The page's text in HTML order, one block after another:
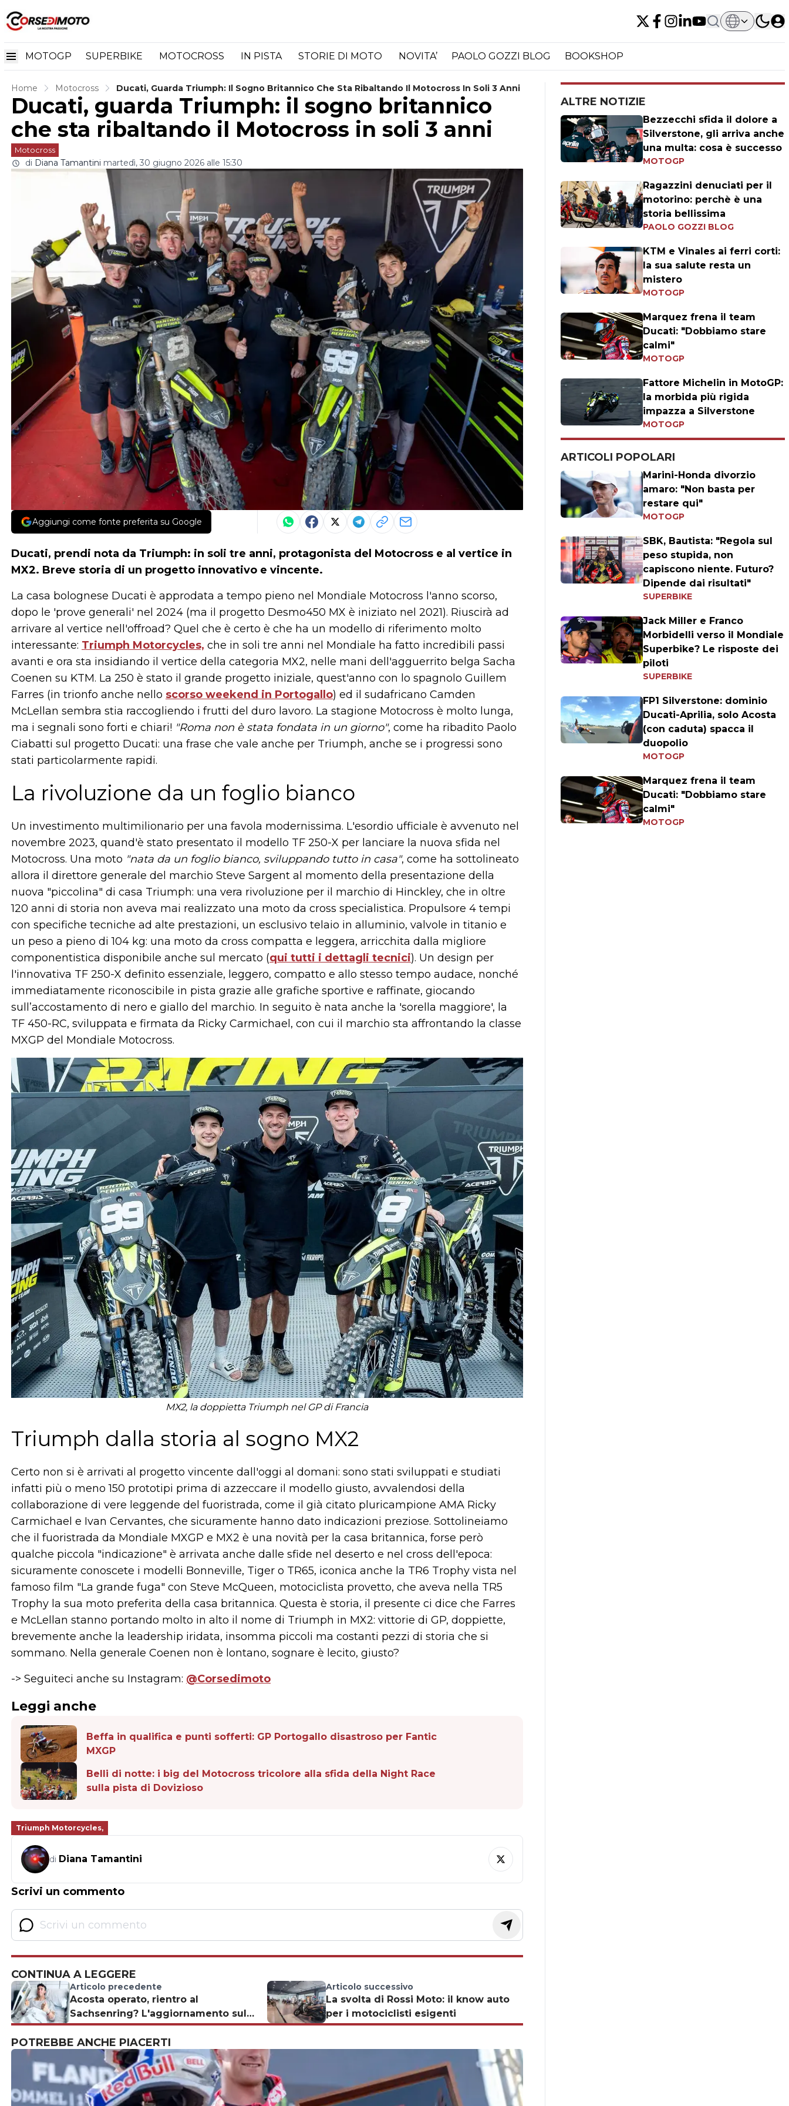
MOTOGP SUPERBIKE MOTOCROSS IN PISTA STORIE DI MOTO NOVITA’ PAOLO GOZZI BLOG BOOKSHOP
Home Motocross Ducati, Guarda Triumph: Il Sogno Britannico Che Sta Ribaltando Il Motocross In Soli 3 Anni
Ducati, guarda Triumph: il sogno britannico
che sta ribaltando il Motocross in soli 3 anni
Motocross
di Diana Tamantini martedì, 30 giugno 2026 alle 15:30
Aggiungi come fonte preferita su Google
Ducati, prendi nota da Triumph: in soli tre anni, protagonista del Motocross e al vertice in
MX2. Breve storia di un progetto innovativo e vincente.
La casa bolognese Ducati è approdata a tempo pieno nel Mondiale Motocross l'anno scorso,
dopo le 'prove generali' nel 2024 (ma il progetto Desmo450 MX è iniziato nel 2021). Riuscirà ad
arrivare al vertice nell'offroad? Quel che è certo è che ha un modello di riferimento molto
interessante: Triumph Motorcycles, che in soli tre anni nel Mondiale ha fatto incredibili passi
avanti e ora sta insidiando il vertice della categoria MX2, nelle mani dell'agguerrito belga Sacha
Coenen su KTM. La 250 è stato il grande progetto iniziale, quest'anno con lo spagnolo Guillem
Farres (in trionfo anche nello scorso weekend in Portogallo) ed il sudafricano Camden
McLellan sembra stia raccogliendo i frutti del duro lavoro. La stagione Motocross è molto lunga,
ma i segnali sono forti e chiari! "Roma non è stata fondata in un giorno", come ha ribadito Paolo
Ciabatti sul progetto Ducati: una frase che vale anche per Triumph, anche se i progressi sono
stati particolarmente rapidi.
La rivoluzione da un foglio bianco
Un investimento multimilionario per una favola modernissima. L'esordio ufficiale è avvenuto nel
novembre 2023, quand'è stato presentato il modello TF 250-X per lanciare la nuova sfida nel
Motocross. Una moto "nata da un foglio bianco, sviluppando tutto in casa", come ha sottolineato
allora il direttore generale del marchio Steve Sargent al momento della presentazione della
nuova "piccolina" di casa Triumph: una vera rivoluzione per il marchio di Hinckley, che in oltre
120 anni di storia non aveva mai realizzato una moto da cross specialistica. Propulsore 4 tempi
con specifiche tecniche ad alte prestazioni, un esclusivo telaio in alluminio, valvole in titanio e
un peso a pieno di 104 kg: una moto da cross compatta e leggera, arricchita dalla migliore
componentistica disponibile anche sul mercato (qui tutti i dettagli tecnici). Un design per
l'innovativa TF 250-X definito essenziale, leggero, compatto e allo stesso tempo audace, nonché
immediatamente riconoscibile in pista grazie alle grafiche sportive e raffinate, giocando
sull’accostamento di nero e giallo del marchio. In seguito è nata anche la 'sorella maggiore', la
TF 450-RC, sviluppata e firmata da Ricky Carmichael, con cui il marchio sta affrontando la classe
MXGP del Mondiale Motocross.
MX2, la doppietta Triumph nel GP di Francia
Triumph dalla storia al sogno MX2
Certo non si è arrivati al progetto vincente dall'oggi al domani: sono stati sviluppati e studiati
infatti più o meno 150 prototipi prima di azzeccare il modello giusto, avvalendosi della
collaborazione di vere leggende del fuoristrada, come il già citato pluricampione AMA Ricky
Carmichael e Ivan Cervantes, che sicuramente hanno dato indicazioni preziose. Sottolineiamo
che il fuoristrada da Mondiale MXGP e MX2 è una novità per la casa britannica, forse però
qualche piccola "indicazione" è arrivata anche dalle sfide nel deserto e nel cross dell'epoca:
sicuramente conoscete i modelli Bonneville, Tiger o TR65, iconica anche la TR6 Trophy vista nel
famoso film "La grande fuga" con Steve McQueen, motociclista provetto, che aveva nella TR5
Trophy la sua moto preferita della casa britannica. Questa è storia, il presente ci dice che Farres
e McLellan stanno portando molto in alto il nome di Triumph in MX2: vittorie di GP, doppiette,
brevemente anche la leadership iridata, insomma piccoli ma costanti pezzi di storia che si
sommano. Nella generale Coenen non è lontano, sognare è lecito, giusto?
-> Seguiteci anche su Instagram: @Corsedimoto
Leggi anche
Beffa in qualifica e punti sofferti: GP Portogallo disastroso per Fantic
MXGP
Belli di notte: i big del Motocross tricolore alla sfida della Night Race
sulla pista di Dovizioso
Triumph Motorcycles,
di Diana Tamantini
Scrivi un commento
CONTINUA A LEGGERE
Articolo precedente
Acosta operato, rientro al
Sachsenring? L'aggiornamento sul
pilota KTM
Articolo successivo
La svolta di Rossi Moto: il know auto
per i motociclisti esigenti
POTREBBE ANCHE PIACERTI
ALTRE NOTIZIE
Bezzecchi sfida il dolore a
Silverstone, gli arriva anche
una multa: cosa è successo
MOTOGP
Ragazzini denuciati per il
motorino: perchè è una
storia bellissima
PAOLO GOZZI BLOG
KTM e Vinales ai ferri corti:
la sua salute resta un
mistero
MOTOGP
Marquez frena il team
Ducati: "Dobbiamo stare
calmi"
MOTOGP
Fattore Michelin in MotoGP:
la morbida più rigida
impazza a Silverstone
MOTOGP
ARTICOLI POPOLARI
Marini-Honda divorzio
amaro: "Non basta per
restare qui"
MOTOGP
SBK, Bautista: "Regola sul
peso stupida, non
capiscono niente. Futuro?
Dipende dai risultati"
SUPERBIKE
Jack Miller e Franco
Morbidelli verso il Mondiale
Superbike? Le risposte dei
piloti
SUPERBIKE
FP1 Silverstone: dominio
Ducati-Aprilia, solo Acosta
(con caduta) spacca il
duopolio
MOTOGP
Marquez frena il team
Ducati: "Dobbiamo stare
calmi"
MOTOGP